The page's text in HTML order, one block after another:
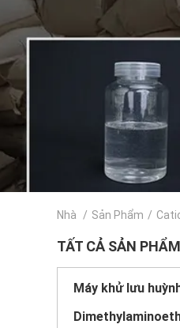
Nhà / Sản Phẩm /
TẤT CẢ SẢN PHẨM
Máy khử lưu